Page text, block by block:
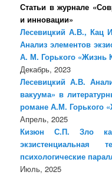
Статьи в журнале
и инновации»
Лесевицкий А.В., Кац
Анализ элементов
А. М. Горького «Жизнь
Декабрь, 2023
Лесевицкий А.В.
вакуума» в
романе А.М. Горького
Апрель, 2025
Кизюн С.П. Зло как
психологические
Июль, 2025